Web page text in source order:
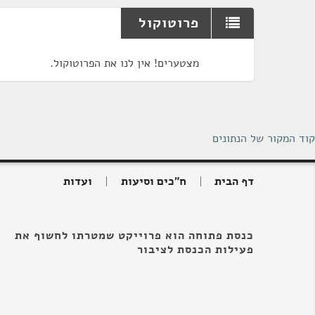
פרוטוקול
מצטערים! אין לנו את הפרוטוקול.
קוד המקור של הנתונים
דף הבית ח"כים וסיעות ועדות
כנסת פתוחה הוא פרוייקט שמטרתו לחשוף את
פעילות הכנסת לציבור